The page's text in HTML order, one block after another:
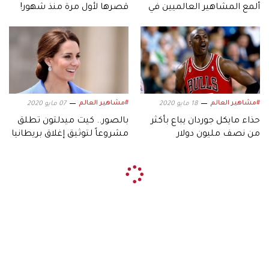
ألمع المشاهير العالميين في
قصرها لأول مرة منذ شهور!
#مشاهير العالم 18 مايو 2020
حذاء مايكل جوردان يباع بأكثر
من نصف مليون دولار
#مشاهير العالم 07 مايو 2020
بالصور.. كيت ميدلتون تطلق
مشروعاً لتوثيق إغلاق بريطانيا